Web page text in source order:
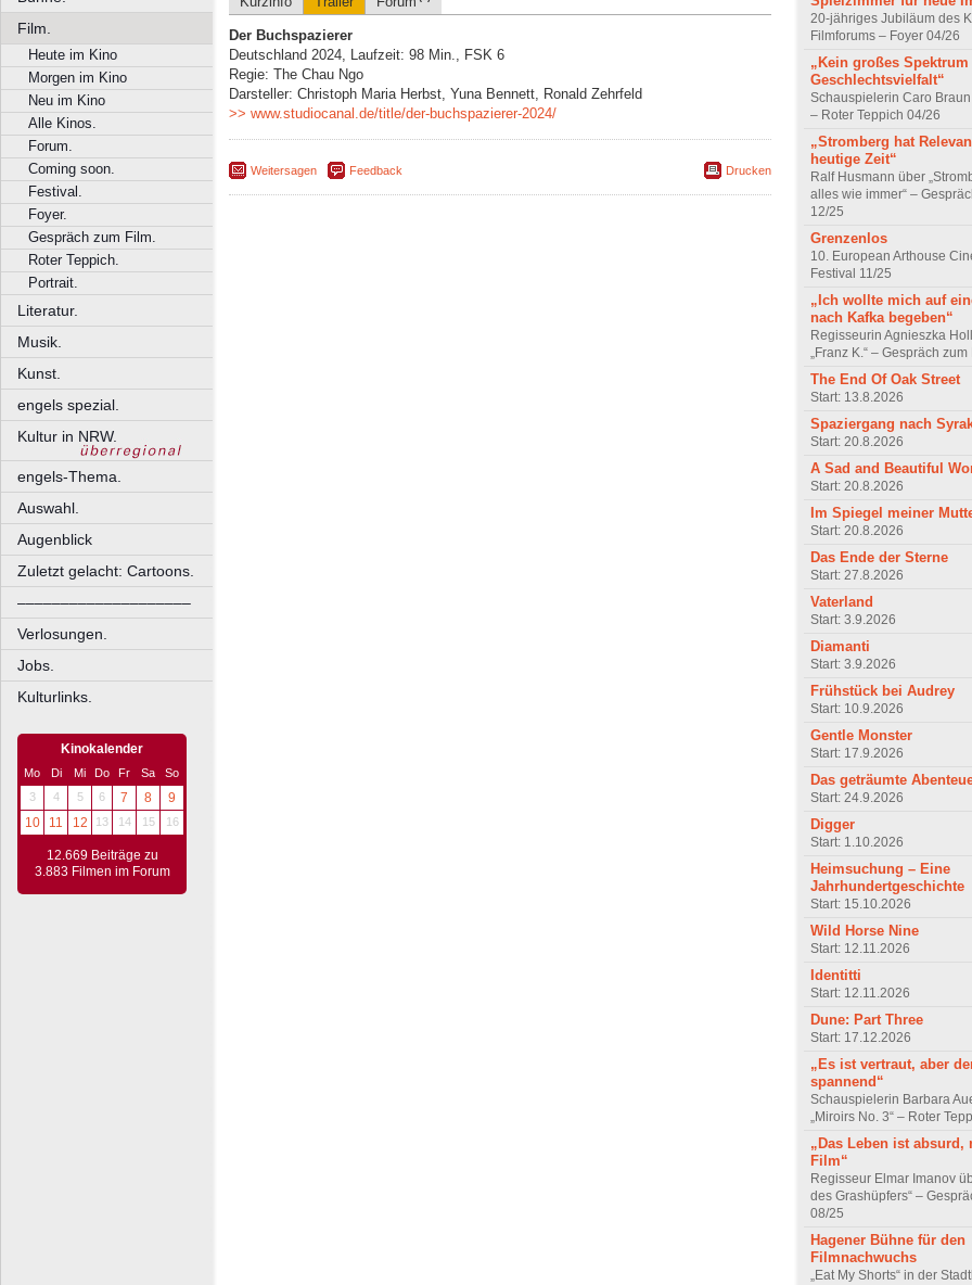
Film.
Heute im Kino
Morgen im Kino
Neu im Kino
Alle Kinos.
Forum.
Coming soon.
Festival.
Foyer.
Gespräch zum Film.
Roter Teppich.
Portrait.
Literatur.
Musik.
Kunst.
engels spezial.
Kultur in NRW.
engels-Thema.
Auswahl.
Augenblick
Zuletzt gelacht: Cartoons.
––––––––––––––––––––
Verlosungen.
Jobs.
Kulturlinks.
Kinokalender
Mo Di Mi Do Fr Sa
So
3
4 5 6 7 8
9
10
11 12 13 14 15 16
12.669 Beiträge zu
3.883 Filmen im Forum
Der Buchspazierer
Deutschland 2024, Laufzeit: 98 Min., FSK 6
Regie: The Chau Ngo
Darsteller: Christoph Maria Herbst, Yuna Bennett, Ronald Zehrfeld
>> www.studiocanal.de/title/der-buchspazierer-2024/
Weitersagen Feedback Drucken
20-jähriges Jubiläum des
Filmforums – Foyer 04/26
„Kein großes Spektrum
Geschlechtsvielfalt“
Schauspielerin Caro Braun
– Roter Teppich 04/26
„Stromberg hat
heutige Zeit“
Ralf Husmann über
alles wie immer“ –
12/25
Grenzenlos
10. European Arthouse
Festival 11/25
„Ich wollte mich auf
nach Kafka begeben“
Regisseurin Agnieszka
„Franz K.“ – Gespräch
The End Of Oak Street
Start: 13.8.2026
Spaziergang nach
Start: 20.8.2026
A Sad and Beautiful
Start: 20.8.2026
Im Spiegel meiner
Start: 20.8.2026
Das Ende der Sterne
Start: 27.8.2026
Vaterland
Start: 3.9.2026
Diamanti
Start: 3.9.2026
Frühstück bei Audrey
Start: 10.9.2026
Gentle Monster
Start: 17.9.2026
Das geträumte
Start: 24.9.2026
Digger
Start: 1.10.2026
Heimsuchung – Eine
Jahrhundertgeschichte
Start: 15.10.2026
Wild Horse Nine
Start: 12.11.2026
Identitti
Start: 12.11.2026
Dune: Part Three
Start: 17.12.2026
„Es ist vertraut, aber
spannend“
Schauspielerin Barbara
„Miroirs No. 3“ – Roter
„Das Leben ist absurd,
Film“
Regisseur Elmar Imanov
des Grashüpfers“ –
08/25
Hagener Bühne für den
Filmnachwuchs
„Eat My Shorts“ in der